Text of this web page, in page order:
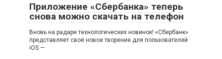
Приложение «Сбербанка» теперь
снова можно скачать на телефон
Вновь на радаре технологических новинок! «Сбербанк»
представляет своё новое творение для пользователей
iOS —